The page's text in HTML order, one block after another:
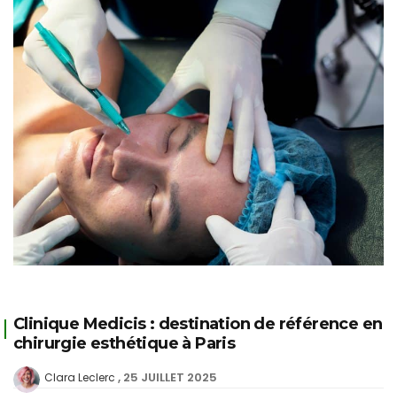
Clinique Medicis : destination de référence en
chirurgie esthétique à Paris
Clara Leclerc 25 JUILLET 2025